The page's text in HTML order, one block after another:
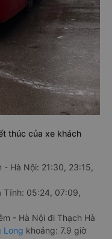
thúc của xe khách
- Hà Nội: 21:30, 23:15,
Tĩnh: 05:24, 07:09,
- Hà Nội đi Thạch Hà
Long khoảng: 7.9 giờ